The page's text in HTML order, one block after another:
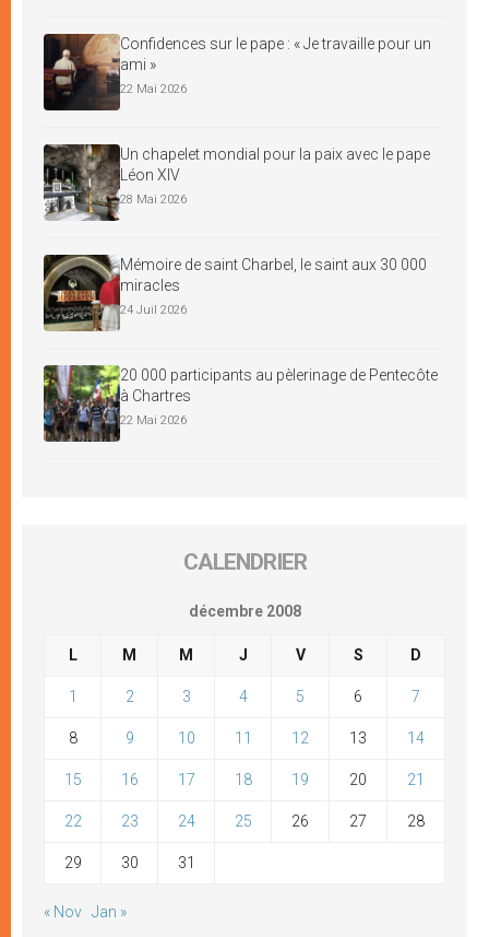
Confidences sur le pape : « Je travaille pour un
ami »
22 Mai 2026
Un chapelet mondial pour la paix avec le pape
Léon XIV
28 Mai 2026
Mémoire de saint Charbel, le saint aux 30 000
miracles
24 Juil 2026
20 000 participants au pèlerinage de Pentecôte
à Chartres
22 Mai 2026
CALENDRIER
décembre 2008
L M M J V S D
1 2 3 4 5 6 7
8 9 10 11 12 13 14
15 16 17 18 19 20 21
22 23 24 25 26 27 28
29 30 31
« Nov Jan »